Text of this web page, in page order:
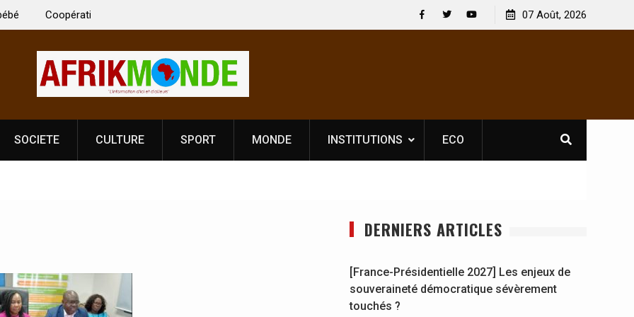
Singh à
de
Côte d’Ivoire, l’opérateur culturel Soldat Jahboy se
prononce
[France-Présidentielle 2027] Les enjeux de
souveraineté démocratique sévèrement touchés ?
07 Août, 2026
SOCIETE CULTURE SPORT MONDE INSTITUTIONS ECO
DERNIERS ARTICLES
[France-Présidentielle 2027] Les enjeux de
souveraineté démocratique sévèrement
touchés ?